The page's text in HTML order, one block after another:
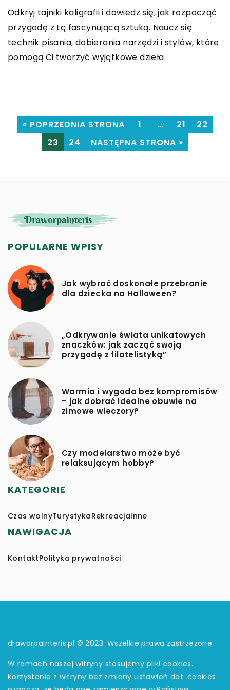
Odkryj, jak podróżowanie może wzbogacić twoje
umiejętności malarskie, zainspirować do nowych
projektów i rozwinąć pasję do sztuki poprzez nowe
doświadczenia i perspektywy.
domowego?
Zastanawiasz się, jak spędzić romantyczny
weekend bez wychodzenia z domu? Poznaj
praktyczne porady, jak stworzyć idealne warunki
Odkryj tajniki kaligrafii i dowiedz się, jak rozpocząć
przygodę z tą fascynującą sztuką. Naucz się
technik pisania, dobierania narzędzi i stylów, które
pomogą Ci tworzyć wyjątkowe dzieła.
« POPRZEDNIA STRONA 1 … 21
22
23
24 NASTĘPNA STRONA »
POPULARNE WPISY
Jak wybrać doskonałe przebranie
dla dziecka na Halloween?
„Odkrywanie świata unikatowych
znaczków: jak zacząć swoją
przygodę z filatelistyką”
Warmia i wygoda bez kompromisów
– jak dobrać idealne obuwie na
zimowe wieczory?
Czy modelarstwo może być
relaksującym hobby?
KATEGORIE
Czas wolnyTurystykaRekreacjaInne
NAWIGACJA
KontaktPolityka prywatności
draworpainteris.pl © 2023. Wszelkie prawa zastrzeżone.
W ramach naszej witryny stosujemy pliki cookies.
Korzystanie z witryny bez zmiany ustawień dot. cookies